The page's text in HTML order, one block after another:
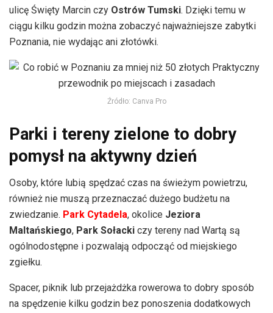
ulicę Święty Marcin czy Ostrów Tumski. Dzięki temu w
ciągu kilku godzin można zobaczyć najważniejsze zabytki
Poznania, nie wydając ani złotówki.
Źródło: Canva Pro
Parki i tereny zielone to dobry
pomysł na aktywny dzień
Osoby, które lubią spędzać czas na świeżym powietrzu,
również nie muszą przeznaczać dużego budżetu na
zwiedzanie. Park Cytadela, okolice Jeziora
Maltańskiego, Park Sołacki czy tereny nad Wartą są
ogólnodostępne i pozwalają odpocząć od miejskiego
zgiełku.
Spacer, piknik lub przejażdżka rowerowa to dobry sposób
na spędzenie kilku godzin bez ponoszenia dodatkowych